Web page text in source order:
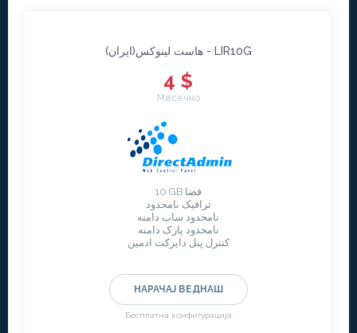
هاست لینوکس(ایران) - LIR10G
4 $
Месечно
10 GB فضا
ترافیک نامحدود
نامحدود ساب دامنه
نامحدود پارک دامنه
کنترل پنل دایرکت ادمین
НАРАЧАЈ ВЕДНАШ
Бесплатна конфигурација